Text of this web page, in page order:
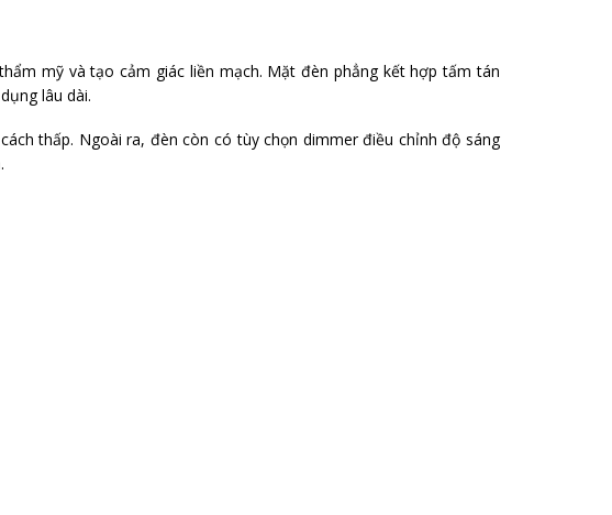
mỹ và tạo cảm giác liền mạch. Mặt đèn phẳng kết hợp tấm tán
lâu dài.
thấp. Ngoài ra, đèn còn có tùy chọn dimmer điều chỉnh độ sáng